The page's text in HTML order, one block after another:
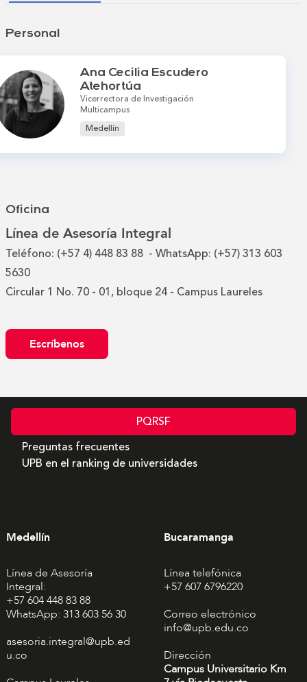
Personal
Ana Cecilia Escudero
Atehortúa
Vicerrectora de Investigación
Multicampus
Medellín
Oficina
Línea de Asesoría Integral
Teléfono: (+57 4) 448 83 88 - WhatsApp: (+57) 313 603
5630
Circular 1 No. 70 - 01, bloque 24 - Campus Laureles
Escríbenos
PQRSF
Preguntas frecuentes
UPB en el ranking de universidades
Medellín
Línea de Asesoría
Integral:
+57 604 448 83 88
WhatsApp: 313 603 56 30
asesoria.integral@upb.ed
u.co
Bucaramanga
Línea telefónica
+57 607 6796220
Correo electrónico
info@upb.edu.co
Dirección
Campus Universitario Km